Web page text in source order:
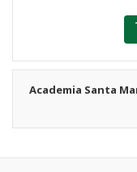
Academia Santa